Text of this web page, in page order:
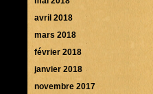
avril 2018
mars 2018
février 2018
janvier 2018
novembre 2017